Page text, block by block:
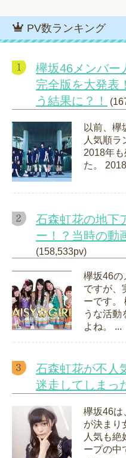
PV数ランキング
欅坂46メンバー
完全版を大発表
う結果に？！
以前、欅
人気順ラ
2018年
た。
石森虹花の地下
ー！？当時の動
(158,533pv)
欅坂46の
ですが、
ーです。
うな活動
よね。 ...
石森虹花が不人
迷走してしまっ
欅坂46は
が決まり
人気も絶
ープの中